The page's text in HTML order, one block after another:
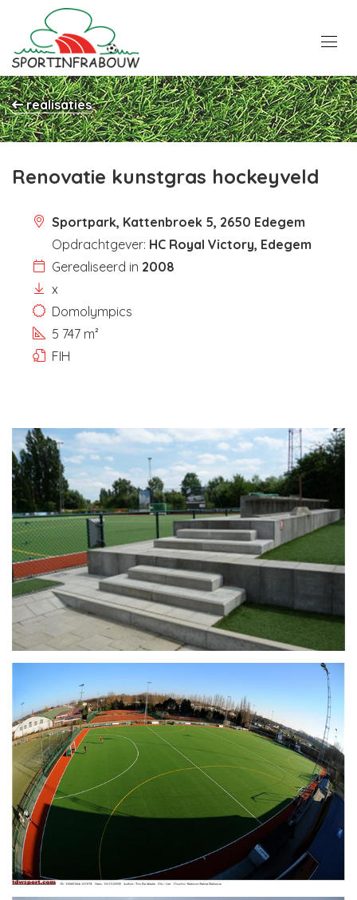
realisaties
Renovatie kunstgras hockeyveld
Sportpark, Kattenbroek 5, 2650 Edegem
Opdrachtgever: HC Royal Victory, Edegem
Gerealiseerd in 2008
x
Domolympics
5 747 m²
FIH